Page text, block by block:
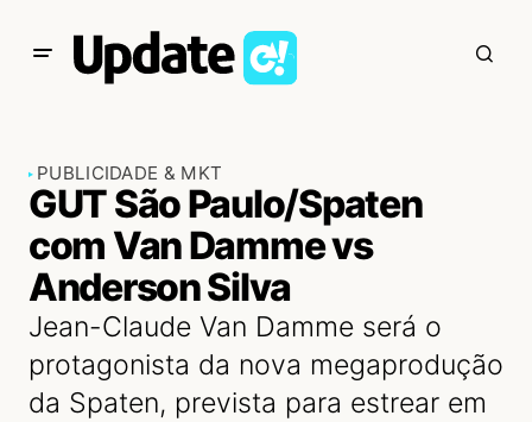
PUBLICIDADE & MKT
GUT São Paulo/Spaten
com Van Damme vs
Anderson Silva
Jean-Claude Van Damme será o
protagonista da nova megaprodução
da Spaten, prevista para estrear em